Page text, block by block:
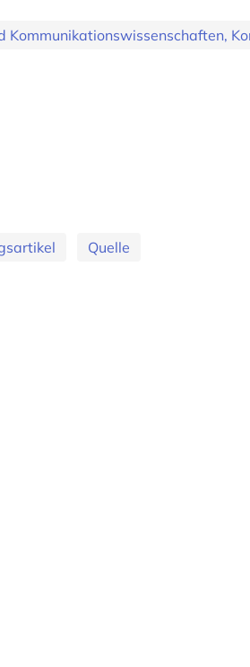
Kommunikationswissenschaften,
Quelle